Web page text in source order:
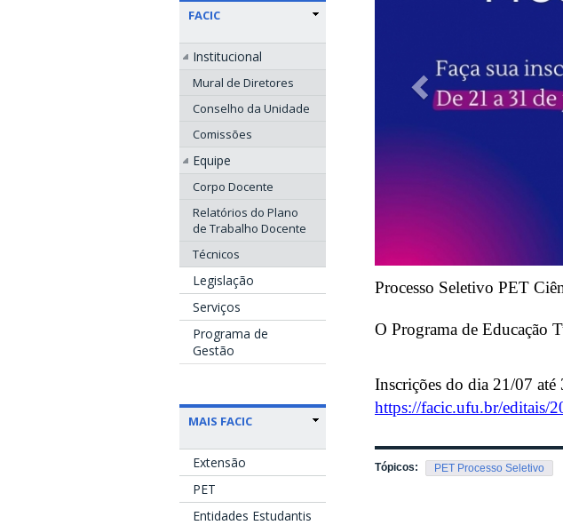
FACIC
Institucional
Mural de Diretores
Conselho da Unidade
Comissões
Equipe
Corpo Docente
Relatórios do Plano
de Trabalho Docente
Técnicos
Legislação
Serviços
Programa de
Gestão
MAIS FACIC
Extensão
PET
Entidades Estudantis
Processo Seletivo PET
O Programa de Educação
Inscrições do dia 21/07
https://facic.ufu.br/editais/
Tópicos: PET Processo Seletivo